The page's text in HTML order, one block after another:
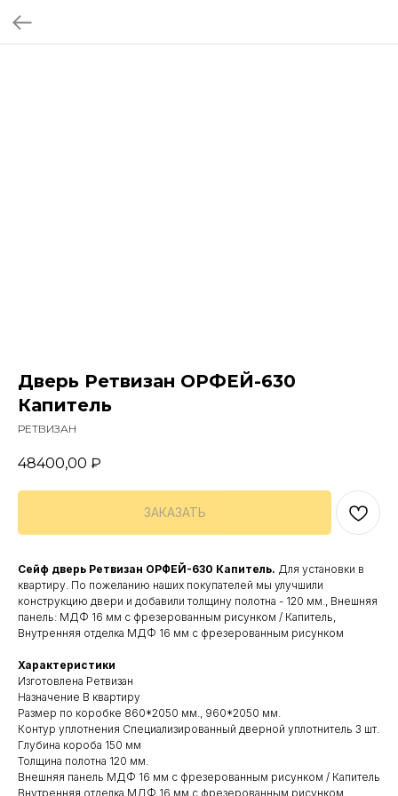
Дверь Ретвизан ОРФЕЙ-630
Капитель
РЕТВИЗАН
48400,00 ₽
ЗАКАЗАТЬ
Сейф дверь Ретвизан ОРФЕЙ-630 Капитель. Для установки в
квартиру. По пожеланию наших покупателей мы улучшили
конструкцию двери и добавили толщину полотна - 120 мм., Внешняя
панель: МДФ 16 мм с фрезерованным рисунком / Капитель,
Внутренняя отделка МДФ 16 мм с фрезерованным рисунком
Характеристики
Изготовлена Ретвизан
Назначение В квартиру
Размер по коробке 860*2050 мм., 960*2050 мм.
Контур уплотнения Специализированный дверной уплотнитель 3 шт.
Глубина короба 150 мм
Толщина полотна 120 мм.
Внешняя панель МДФ 16 мм с фрезерованным рисунком / Капитель
Внутренняя отделка МДФ 16 мм с фрезерованным рисунком